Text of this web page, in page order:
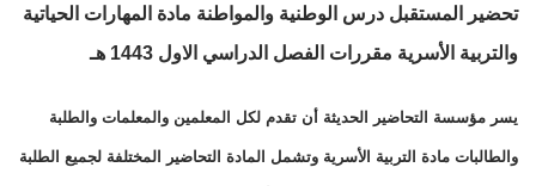
تحضير المستقبل درس الوطنية والمواطنة مادة المهارات الحياتية
والتربية الأسرية مقررات الفصل الدراسي الاول 1443 هـ
يسر مؤسسة التحاضير الحديثة أن تقدم لكل المعلمين والمعلمات والطلبة
والطالبات مادة التربية الأسرية وتشمل المادة التحاضير المختلفة لجميع الطلبة